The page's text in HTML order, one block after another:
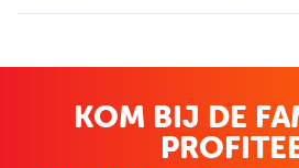
KOM BIJ DE